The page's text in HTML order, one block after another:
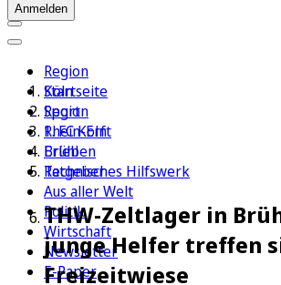
Anmelden
Region
Köln
Sport
1. FC Köln
Erleben
Ratgeber
Aus aller Welt
Politik
Wirtschaft
Newsletter
E-Paper
Startseite
Region
Rhein-Erft
Brühl
Technisches Hilfswerk
THW-Zeltlager in
junge Helfer treffen
Freizeitwiese